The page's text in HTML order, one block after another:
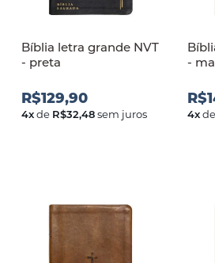
Bíblia letra grande NVT
- preta
R$129,90
4xde R$32,48sem juros
-
4xde